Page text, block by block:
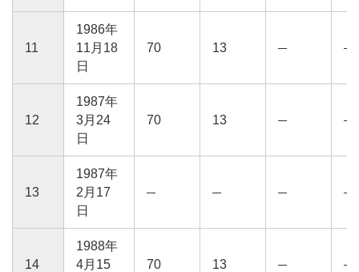
11
1986年
11月18
日
70 13
12
1987年
3月24
日
70 13
13
1987年
2月17
日
14
1988年
4月15
70 13